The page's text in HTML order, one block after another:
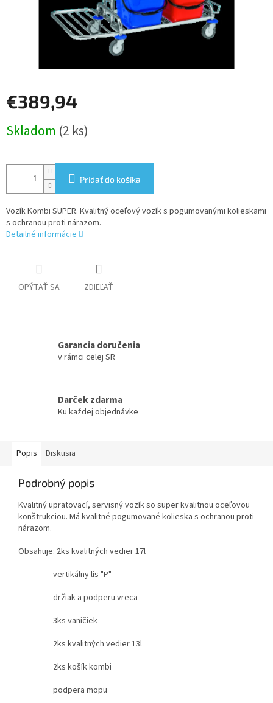
€389,94
cena:
Skladom (2 ks)
Pridať do košíka
Vozík Kombi SUPER. Kvalitný oceľový vozík s pogumovanými kolieskami
s ochranou proti nárazom.
Detailné informácie
OPÝTAŤ SA ZDIEĽAŤ
Garancia doručenia
v rámci celej SR
Darček zdarma
Ku každej objednávke
Popis Diskusia
Podrobný popis
Kvalitný upratovací, servisný vozík so super kvalitnou oceľovou
konštrukciou. Má kvalitné pogumované kolieska s ochranou proti
nárazom.
Obsahuje: 2ks kvalitných vedier 17l
vertikálny lis "P"
držiak a podperu vreca
3ks vaničiek
2ks kvalitných vedier 13l
2ks košík kombi
podpera mopu